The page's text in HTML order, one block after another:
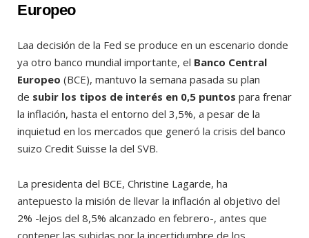
Europeo
Laa decisión de la Fed se produce en un escenario donde
ya otro banco mundial importante, el Banco Central
Europeo (BCE), mantuvo la semana pasada su plan
de subir los tipos de interés en 0,5 puntos para frenar
la inflación, hasta el entorno del 3,5%, a pesar de la
inquietud en los mercados que generó la crisis del banco
suizo Credit Suisse la del SVB.
La presidenta del BCE, Christine Lagarde, ha
antepuesto la misión de llevar la inflación al objetivo del
2% -lejos del 8,5% alcanzado en febrero-, antes que